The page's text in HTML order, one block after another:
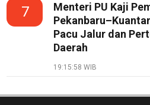
7
Menteri PU Kaji
Pacu Jalur dan
Daerah
19:15:58 WIB